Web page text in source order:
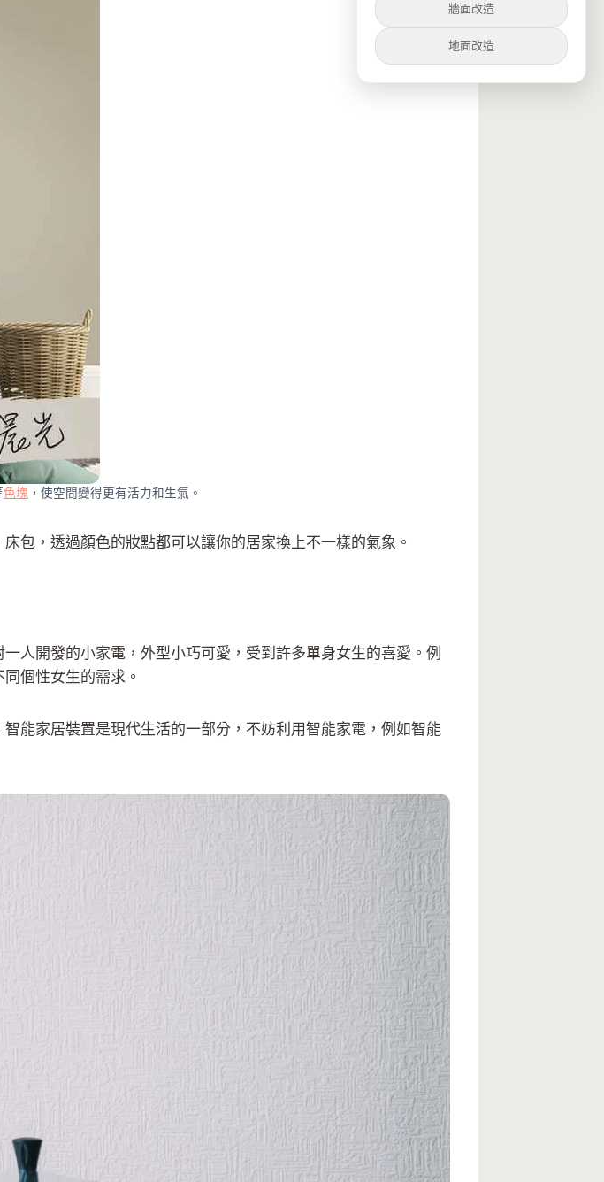
色塊 ，使空間變得更有活力和生氣。
包，透過顏色的妝點都可以讓你的居家換上不一樣的氣象。
人開發的小家電，外型小巧可愛，受到許多單身女生的喜愛。例
個性女生的需求。
能家居裝置是現代生活的一部分，不妨利用智能家電，例如智能
牆面改造
地面改造